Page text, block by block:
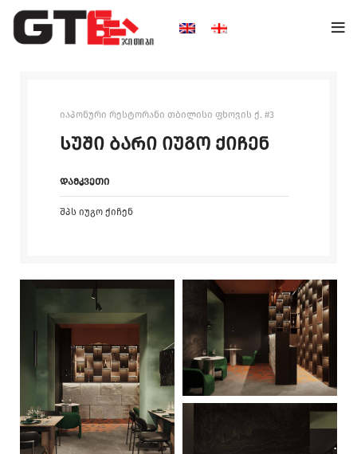
იაპონური რესტორანი თბილისი ფხოვის ქ. #3
სუში ბარი იუგო ქიჩენ
დამკვეთი
შპს იუგო ქიჩენ